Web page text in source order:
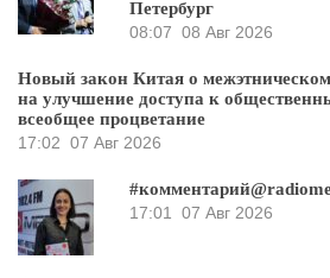
Петербург
08:07 08 Авг 2026
Новый закон Китая о
на улучшение доступа к
всеобщее процветание
17:02 07 Авг 2026
17:01
07 Авг 2026